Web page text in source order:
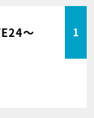
～ 1